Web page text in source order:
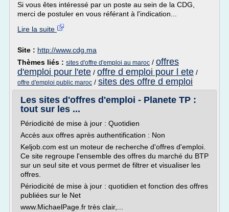
Si vous êtes intéressé par un poste au sein de la CDG,
merci de postuler en vous référant à l'indication...
Lire la suite
Site : http://www.cdg.ma
Thèmes liés : sites d'offre d'emploi au maroc / offres
d'emploi pour l'ete / offre d emploi pour l ete /
offre d'emploi public maroc / sites des offre d emploi
Les sites d'offres d'emploi - Planete TP :
tout sur les ...
Périodicité de mise à jour : Quotidien
Accès aux offres après authentification : Non
Keljob.com est un moteur de recherche d'offres d'emploi.
Ce site regroupe l'ensemble des offres du marché du BTP
sur un seul site et vous permet de filtrer et visualiser les
offres.
Périodicité de mise à jour : quotidien et fonction des offres
publiées sur le Net
www.MichaelPage.fr très clair,...